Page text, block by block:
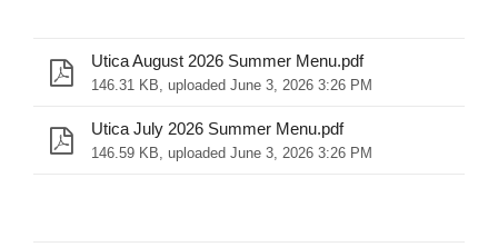
Utica August 2026 Summer Menu.pdf
146.31 KB, uploaded June 3, 2026 3:26 PM
Utica July 2026 Summer Menu.pdf
146.59 KB, uploaded June 3, 2026 3:26 PM